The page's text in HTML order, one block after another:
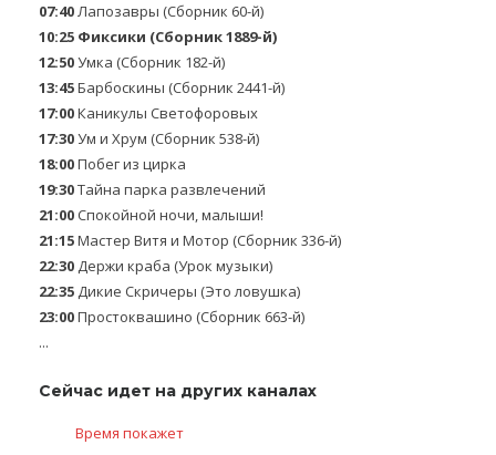
07:40Лапозавры (Сборник 60-й)
10:25 Фиксики (Сборник 1889-й)
12:50Умка (Сборник 182-й)
13:45Барбоскины (Сборник 2441-й)
17:00Каникулы Светофоровых
17:30Ум и Хрум (Сборник 538-й)
18:00Побег из цирка
19:30Тайна парка развлечений
21:00Спокойной ночи, малыши!
21:15Мастер Витя и Мотор (Сборник 336-й)
22:30Держи краба (Урок музыки)
22:35Дикие Скричеры (Это ловушка)
23:00Простоквашино (Сборник 663-й)
...
Сейчас идет на других каналах
Время покажет